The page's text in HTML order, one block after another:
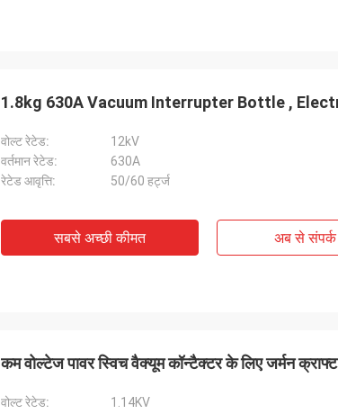
1.8kg 630A Vacuum Interrupter Bottle ,
वोल्ट रेटेड:
12kV
वर्तमान रेटेड:
630A
रेटेड आवृत्ति:
50/60 हर्ट्ज
सबसे अच्छी कीमत अब से
कम वोल्टेज पावर स्विच वैक्यूम कॉन्टैक्टर के लिए जर्मन
वोल्ट रेटेड:
1.14KV